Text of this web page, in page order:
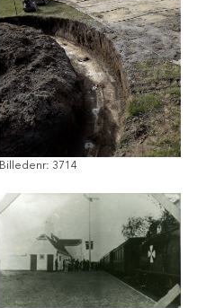
Billedenr: 3714